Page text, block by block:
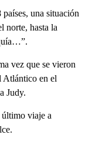
una situación
norte, hasta la
vez que se vieron
Atlántico en el
Judy.
último viaje a